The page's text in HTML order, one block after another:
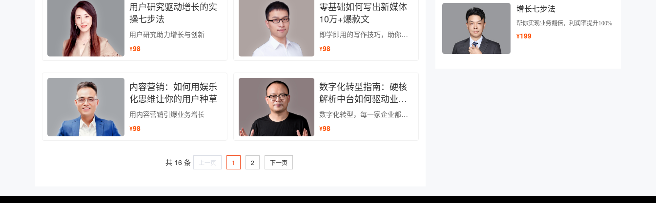
用户研究驱动增长的实
操七步法
用户研究助力增长与创新
¥98
零基础如何写出新媒体
10万+爆款文
即学即用的写作技巧，助你快速用写作变现
¥98
内容营销：如何用娱乐
化思维让你的用户种草
用内容营销引爆业务增长
¥98
数字化转型指南：硬核
解析中台如何驱动业务
增长
数字化转型，每一家企业都有机会领跑行业
¥98
共 16 条 上一页 1 2 下一页
增长七步法
帮你实现业务翻倍，利润率提升100%
¥199